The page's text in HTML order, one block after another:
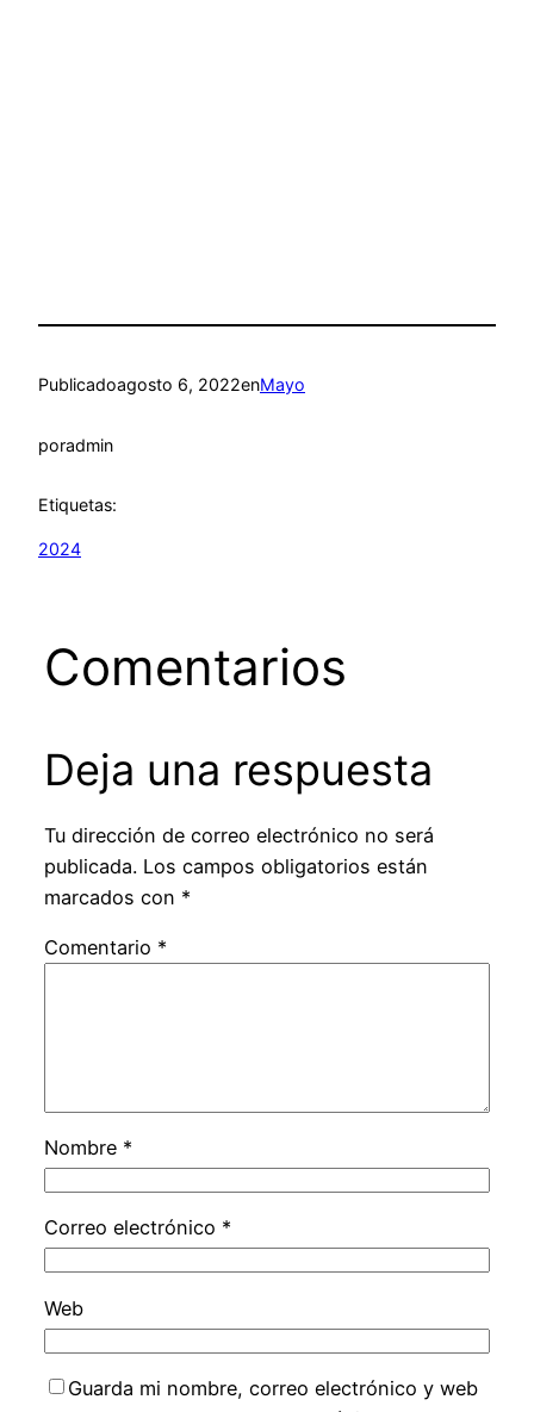
Publicadoagosto 6, 2022enMayo
poradmin
Etiquetas:
2024
Comentarios
Deja una respuesta
Tu dirección de correo electrónico no será
publicada. Los campos obligatorios están
marcados con *
Comentario *
Nombre *
Correo electrónico *
Web
Guarda mi nombre, correo electrónico y web